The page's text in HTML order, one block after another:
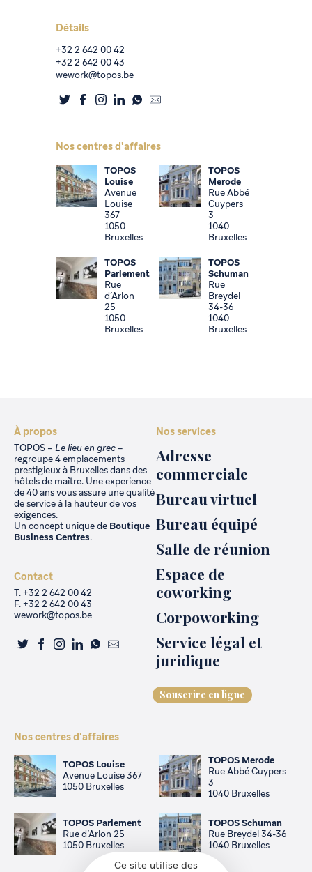
Détails
+32 2 642 00 42
+32 2 642 00 43
wework@topos.be
Nos centres d'affaires
TOPOS
Louise
Avenue
Louise
367
1050
Bruxelles
TOPOS
Merode
Rue Abbé
Cuypers
3
1040
Bruxelles
TOPOS
Parlement
Rue
d’Arlon
25
1050
Bruxelles
TOPOS
Schuman
Rue
Breydel
34-36
1040
Bruxelles
À propos
TOPOS – Le lieu en grec –
regroupe 4 emplacements
prestigieux à Bruxelles dans des
hôtels de maître. Une experience
de 40 ans vous assure une qualité
de service à la hauteur de vos
exigences.
Un concept unique de Boutique
Business Centres.
Contact
T. +32 2 642 00 42
F. +32 2 642 00 43
wework@topos.be
Nos services
Adresse
commerciale
Bureau virtuel
Bureau équipé
Salle de réunion
Espace de
coworking
Corpoworking
Service légal et
juridique
Souscrire en ligne
Nos centres d'affaires
TOPOS Louise
Avenue Louise 367
1050 Bruxelles
TOPOS Merode
Rue Abbé Cuypers
3
1040 Bruxelles
TOPOS Parlement
Rue d’Arlon 25
1050 Bruxelles
TOPOS Schuman
Rue Breydel 34-36
1040 Bruxelles
Ce site utilise des